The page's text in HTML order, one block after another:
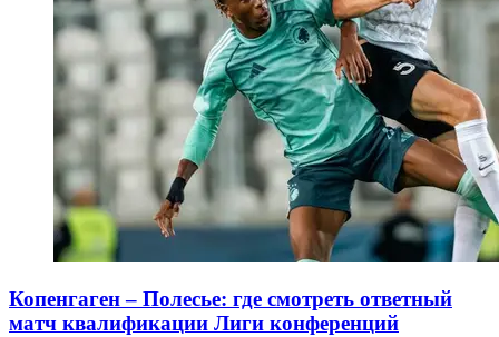
Копенгаген – Полесье: где смотреть ответный
матч квалификации Лиги конференций